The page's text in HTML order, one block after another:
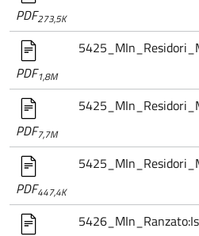
PDF273,5K
PDF1,8M
PDF7,7M
PDF447,4K